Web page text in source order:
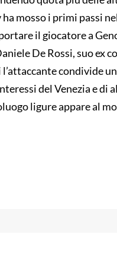
mosso i primi passi
il giocatore a
De Rossi, suo ex
condivide
del Venezia e di
ligure appare al